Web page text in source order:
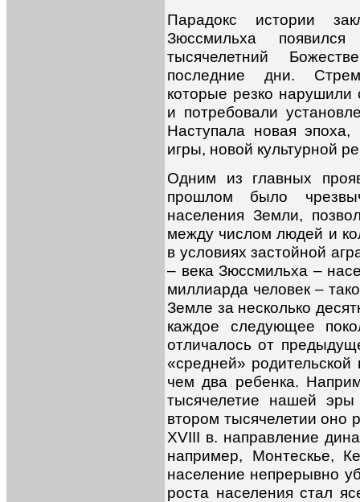
Парадокс истории
Зюссмильха
тысячелетний
последние дни.
которые резко
и потребовали
Наступала новая
игры, новой культурной
Одним из главных
прошлом было
населения Земли,
между числом людей и
в условиях застойной
– века Зюссмильха –
миллиарда человек –
Земле за несколько
каждое следующее
отличалось от
«средней»
чем два ребенка.
тысячелетие нашей эры
втором тысячелетии оно
XVIII в. направление
например, Монтескье,
население непрерывно
роста населения стал